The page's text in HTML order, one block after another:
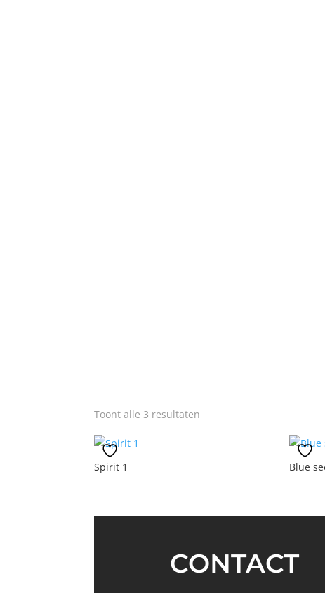
Toont alle 3 resultaten
Spirit 1
Blue
CONTACT